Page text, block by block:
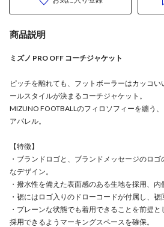
商品説明
ミズノ PRO OFF コーチジャケット
ピッチを離れても、フットボーラーはカッコ
ールスタイルが決まるコーチジャケット。
MIZUNO FOOTBALLのフィロソフィーを纏う
アパレル。
【特徴】
・ブランドロゴと、ブランドメッセージのロ
なデザイン。
・撥水性を備えた表面感のある生地を採用、内
・裾にはロゴ入りのドローコードが付属し、裾
・プレーンな状態でも着用できることを前提
採用できるようマーキングスペースを確保。